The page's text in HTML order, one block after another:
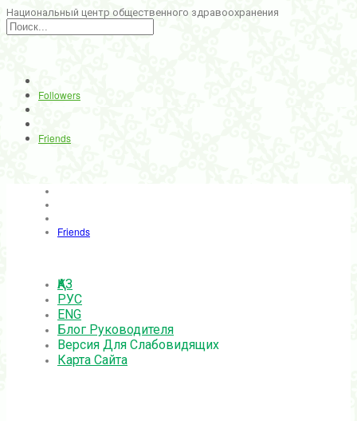
Национальный центр общественного здравоохранения
Followers
Friends
Friends
ҚАЗ
РУС
ENG
Блог Руководителя
Версия Для Слабовидящих
Карта Сайта